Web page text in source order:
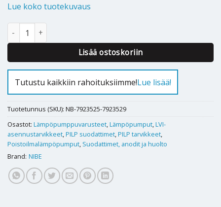
Lue koko tuotekuvaus
SAM 40 / SAM 42/ SAM S42 tuloilmasuodatin F7 KIT määrä
Lisää ostoskoriin
Alternative:
Tutustu kaikkiin rahoituksiimme!Lue lisää!
Tuotetunnus (SKU): NB-7923525-7923529
Osastot: Lämpöpumppuvarusteet,Lämpöpumput,LVI-
asennustarvikkeet,PILP suodattimet,PILP tarvikkeet,
Poistoilmalämpöpumput, Suodattimet, anodit ja huolto
Brand: NIBE